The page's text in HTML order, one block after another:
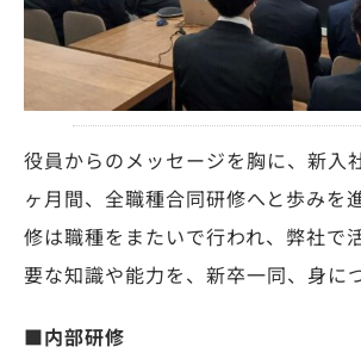
役員からのメッセージを胸に、新入
ヶ月間、全職種合同研修へと歩みを
修は職種をまたいで行われ、弊社で
要な知識や能力を、新卒一同、身に
■内部研修